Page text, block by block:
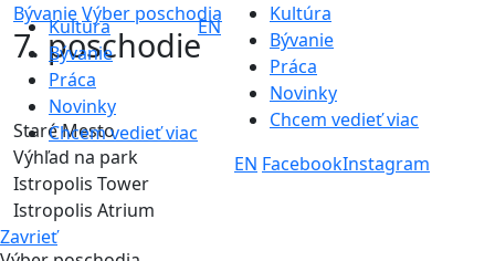
Kultúra
Bývanie
Práca
Novinky
Chcem vedieť viac
EN
Kultúra
Bývanie
Práca
Novinky
Chcem vedieť viac
EN FacebookInstagram
BývanieVýber poschodia
7. poschodie
Staré Mesto
Výhľad na park
Istropolis Tower
Istropolis Atrium
Zavrieť